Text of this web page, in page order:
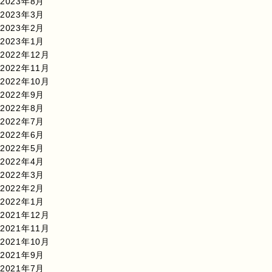
2023年3月
2023年2月
2023年1月
2022年12月
2022年11月
2022年10月
2022年9月
2022年8月
2022年7月
2022年6月
2022年5月
2022年4月
2022年3月
2022年2月
2022年1月
2021年12月
2021年11月
2021年10月
2021年9月
2021年7月